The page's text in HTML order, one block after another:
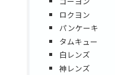
ロクヨン
パンケーキ
タムキュー
白レンズ
神レンズ